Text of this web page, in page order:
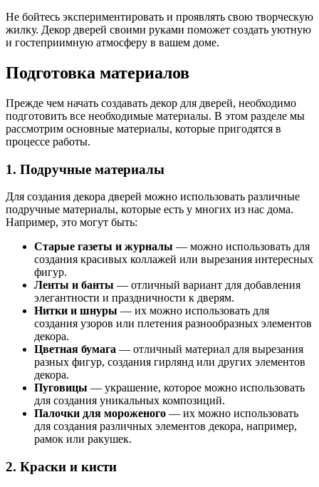
Не бойтесь экспериментировать и проявлять свою творческую
жилку. Декор дверей своими руками поможет создать уютную
и гостеприимную атмосферу в вашем доме.
Подготовка материалов
Прежде чем начать создавать декор для дверей, необходимо
подготовить все необходимые материалы. В этом разделе мы
рассмотрим основные материалы, которые пригодятся в
процессе работы.
1. Подручные материалы
Для создания декора дверей можно использовать различные
подручные материалы, которые есть у многих из нас дома.
Например, это могут быть:
Старые газеты и журналы — можно использовать для
создания красивых коллажей или вырезания интересных
фигур.
Ленты и банты — отличный вариант для добавления
элегантности и праздничности к дверям.
Нитки и шнуры — их можно использовать для
создания узоров или плетения разнообразных элементов
декора.
Цветная бумага — отличный материал для вырезания
разных фигур, создания гирлянд или других элементов
декора.
Пуговицы — украшение, которое можно использовать
для создания уникальных композиций.
Палочки для мороженого — их можно использовать
для создания различных элементов декора, например,
рамок или ракушек.
2. Краски и кисти